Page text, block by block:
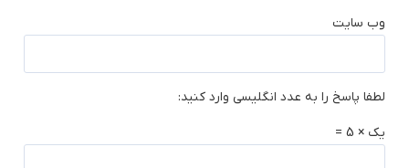
وب‌ سایت
لطفا پاسخ را به عدد انگلیسی وارد کنید:
یک × 5 =